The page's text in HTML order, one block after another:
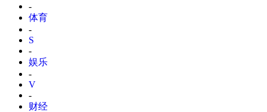
-
体育
-
S
-
娱乐
-
V
-
财经